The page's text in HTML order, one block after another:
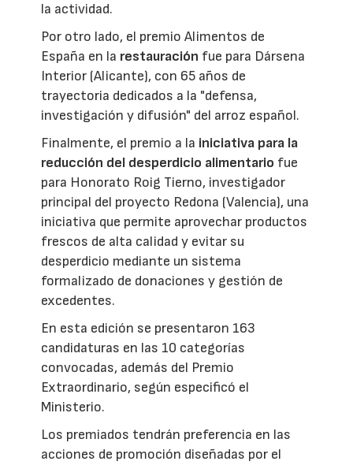
la actividad.
Por otro lado, el premio Alimentos de
España en la restauración fue para Dársena
Interior (Alicante), con 65 años de
trayectoria dedicados a la "defensa,
investigación y difusión" del arroz español.
Finalmente, el premio a la iniciativa para la
reducción del desperdicio alimentario fue
para Honorato Roig Tierno, investigador
principal del proyecto Redona (Valencia), una
iniciativa que permite aprovechar productos
frescos de alta calidad y evitar su
desperdicio mediante un sistema
formalizado de donaciones y gestión de
excedentes.
En esta edición se presentaron 163
candidaturas en las 10 categorías
convocadas, además del Premio
Extraordinario, según especificó el
Ministerio.
Los premiados tendrán preferencia en las
acciones de promoción diseñadas por el